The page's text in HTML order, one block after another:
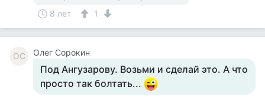
8 лет 1
ОС Олег Сорокин
Под Ангузарову. Возьми и сделай это. А что
просто так болтать...